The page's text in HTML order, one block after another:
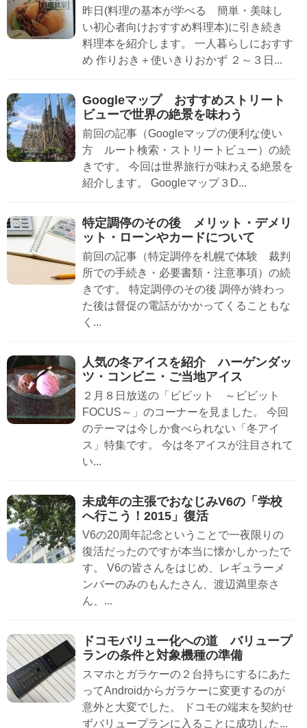
昨日(料理の基本が学べる 簡単・美味し
い初心者向けおすすめ料理本)に引き続き
料理本を紹介します。 一人暮らしにおすす
め 作りおき＋使いきりおかず ２～３日...
Googleマップ おすすめストリート
ビューで世界の絶景を味わう
前回の記事（Googleマップの便利な使い
方 ルート検索・ストリートビュー）の続
きです。 今回は世界旅行が味わえる絶景を
紹介します。 Googleマップ３D...
特定調停のその後 メリット・デメリ
ット・ローンやカードについて
前回の記事（特定調停を札幌で体験 裁判
所での手続き・必要書類・注意事項）の続
きです。 特定調停のその後 調停が終わっ
た後は督促の電話がかかってくることもな
く...
人気の冬アイスを紹介 ハーゲンダッ
ツ・コンビニ・ご当地アイス
２月８日放送の「ビビット ～ビビット
FOCUS～」のコーナーを見ました。 今回
のテーマは今しか食べられない「冬アイ
ス」特集です。 今は冬アイスが注目されて
い...
未成年の主張でおなじみV6の「学校
へ行こう！2015」復活
V6の20周年記念ということで一夜限りの
復活だったのですが本当に懐かしかったで
す。 V6の皆さんをはじめ、レギュラーメ
ンバーのみのもんたさん、渡辺満里奈さ
ん、...
ドコモバリュー化への道 バリュープ
ランの条件と対象機種の準備
スマホとガラケーの２台持ちにするにあた
ってAndroidからガラケーに変更するのが
意外と大変でした。 ドコモの端末を契約せ
ずバリュープランに入ることに成功した...